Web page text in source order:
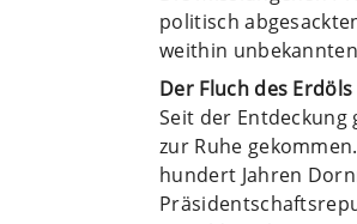
politisch
weithin
Der Fluch des Erdöls
Seit der Entdeckung
zur Ruhe
hundert Jahren